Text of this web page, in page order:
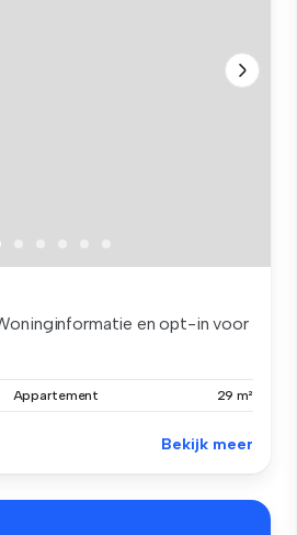
en opt-in voor
Appartement 29 m²
Bekijk meer